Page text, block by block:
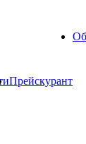
Прейскурант